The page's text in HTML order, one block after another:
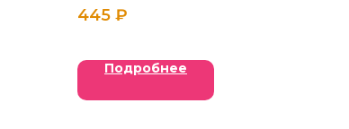
445 ₽
Подробнее